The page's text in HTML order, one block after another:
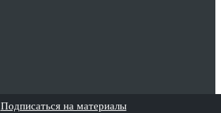
Подписаться на материалы